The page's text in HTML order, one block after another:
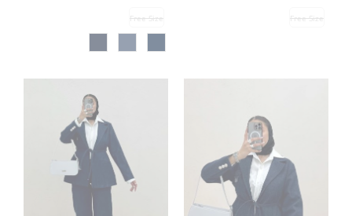
Free Size
Free Size